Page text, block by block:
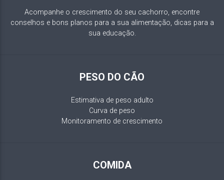
Acompanhe o crescimento do seu cachorro, encontre
conselhos e bons planos para a sua alimentação, dicas para a
sua educação.
PESO DO CÃO
Estimativa de peso adulto
Curva de peso
Monitoramento de crescimento
COMIDA